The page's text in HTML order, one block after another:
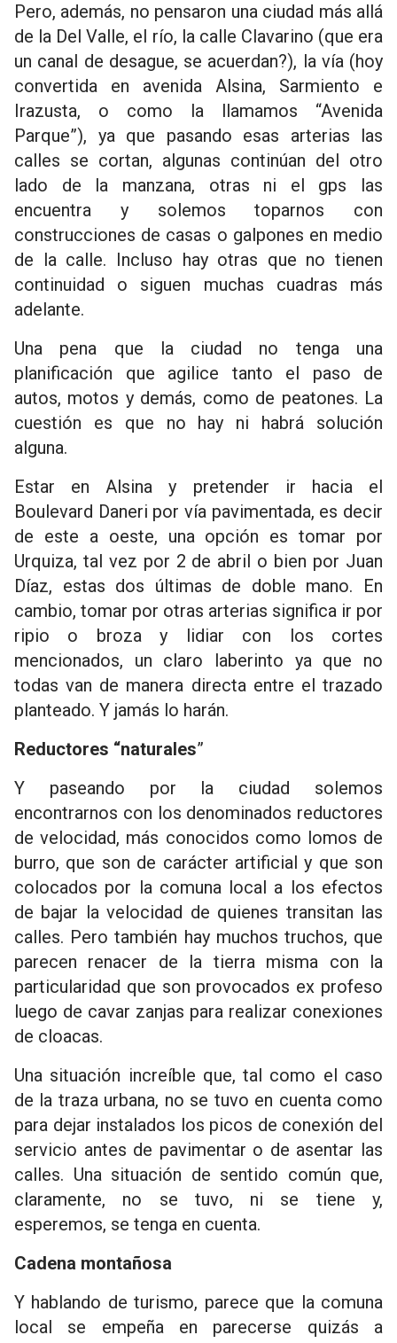
Pero, además, no pensaron una ciudad más allá
de la Del Valle, el río, la calle Clavarino (que era
un canal de desague, se acuerdan?), la vía (hoy
convertida en avenida Alsina, Sarmiento e
Irazusta, o como la llamamos “Avenida
Parque”), ya que pasando esas arterias las
calles se cortan, algunas continúan del otro
lado de la manzana, otras ni el gps las
encuentra y solemos toparnos con
construcciones de casas o galpones en medio
de la calle. Incluso hay otras que no tienen
continuidad o siguen muchas cuadras más
adelante.
Una pena que la ciudad no tenga una
planificación que agilice tanto el paso de
autos, motos y demás, como de peatones. La
cuestión es que no hay ni habrá solución
alguna.
Estar en Alsina y pretender ir hacia el
Boulevard Daneri por vía pavimentada, es decir
de este a oeste, una opción es tomar por
Urquiza, tal vez por 2 de abril o bien por Juan
Díaz, estas dos últimas de doble mano. En
cambio, tomar por otras arterias significa ir por
ripio o broza y lidiar con los cortes
mencionados, un claro laberinto ya que no
todas van de manera directa entre el trazado
planteado. Y jamás lo harán.
Reductores “naturales”
Y paseando por la ciudad solemos
encontrarnos con los denominados reductores
de velocidad, más conocidos como lomos de
burro, que son de carácter artificial y que son
colocados por la comuna local a los efectos
de bajar la velocidad de quienes transitan las
calles. Pero también hay muchos truchos, que
parecen renacer de la tierra misma con la
particularidad que son provocados ex profeso
luego de cavar zanjas para realizar conexiones
de cloacas.
Una situación increíble que, tal como el caso
de la traza urbana, no se tuvo en cuenta como
para dejar instalados los picos de conexión del
servicio antes de pavimentar o de asentar las
calles. Una situación de sentido común que,
claramente, no se tuvo, ni se tiene y,
esperemos, se tenga en cuenta.
Cadena montañosa
Y hablando de turismo, parece que la comuna
local se empeña en parecerse quizás a